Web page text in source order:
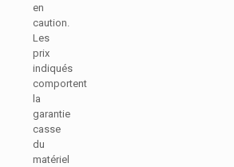
en
caution.
Les
prix
indiqués
comportent
la
garantie
casse
du
matériel